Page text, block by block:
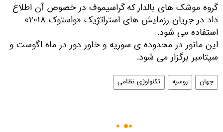
گروه موشک های بالدار که گراسیموف در خصوص آن اطلاع
داد در جریان رزمایش های استراتژیک «واستوک ۲۰۱۸»
استفاده می شود.
این مانور در محدوده ی سوریه و خاور دور در ماه اگوست و
سپتامبر برگزار می شود.
جهان روسیه تکنولوژی نظامی